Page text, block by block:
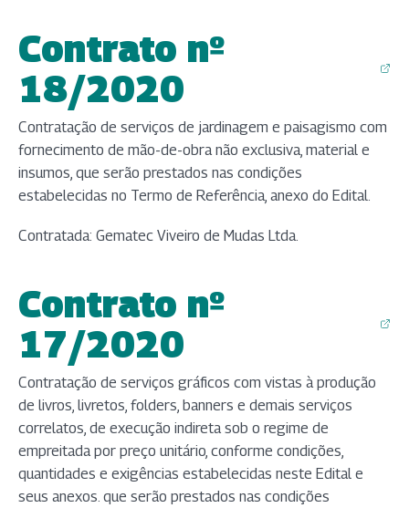
Contrato nº
18/2020
(abre em nova aba)
Contratação de serviços de jardinagem e paisagismo com
fornecimento de mão-de-obra não exclusiva, material e
insumos, que serão prestados nas condições
estabelecidas no Termo de Referência, anexo do Edital.
Contratada: Gematec Viveiro de Mudas Ltda.
Contrato nº
17/2020
(abre em nova aba)
Contratação de serviços gráficos com vistas à produção
de livros, livretos, folders, banners e demais serviços
correlatos, de execução indireta sob o regime de
empreitada por preço unitário, conforme condições,
quantidades e exigências estabelecidas neste Edital e
seus anexos. que serão prestados nas condições